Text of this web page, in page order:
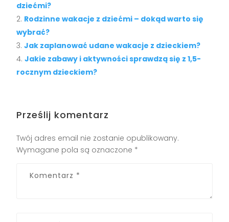
dziećmi?
Rodzinne wakacje z dziećmi – dokąd warto się
wybrać?
Jak zaplanować udane wakacje z dzieckiem?
Jakie zabawy i aktywności sprawdzą się z 1,5-
rocznym dzieckiem?
Prześlij komentarz
Twój adres email nie zostanie opublikowany.
Wymagane pola są oznaczone *